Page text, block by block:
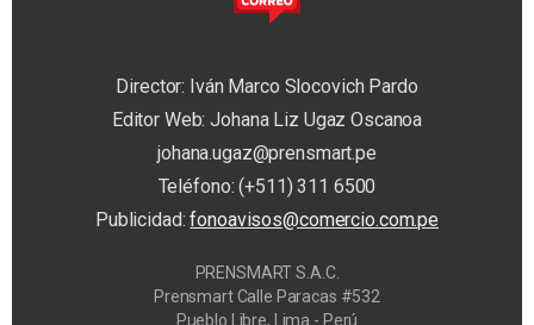
Director: Iván Marco Slocovich Pardo
Editor Web: Johana Liz Ugaz Oscanoa
johana.ugaz@prensmart.pe
Teléfono: (+511) 311 6500
Publicidad:fonoavisos@comercio.com.pe
PRENSMART S.A.C.
Prensmart Calle Paracas #532
Pueblo Libre, Lima - Perú